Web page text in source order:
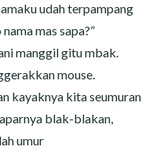
udah terpampang
mas sapa?”
manggil gitu mbak.
mouse.
kayaknya kita seumuran
blak-blakan,
umur